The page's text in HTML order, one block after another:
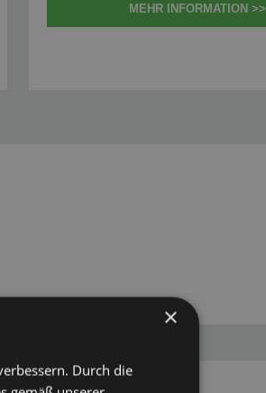
MEHR INFORMATION >>
×
Durch die